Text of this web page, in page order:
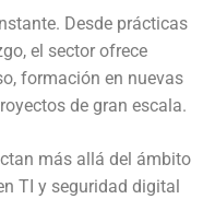
Desde prácticas
el sector ofrece
formación en nuevas
de gran escala.
más allá del ámbito
TI y seguridad digital